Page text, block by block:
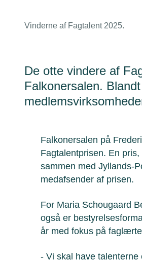
Vinderne af Fagtalent 2025.
De otte vindere af
Falkonersalen.
Falkonersalen på
Fagtalentprisen. En
sammen med Jyllands-
medafsender af prisen.
For Maria Schougaard
også er
år med fokus på
- Vi skal have